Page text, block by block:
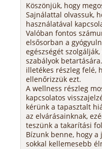
Köszönjük, hogy
Sajnálattal olvassuk,
használatával
Valóban fontos
elsősorban a
egészségét
szabályok
illetékes részleg felé,
ellenőrizzük ezt.
A wellness részleg
kapcsolatos
kérünk a tapasztalt
az elvárásainknak,
teszünk a takarítási
Bízunk benne, hogy
sokkal kellemesebb